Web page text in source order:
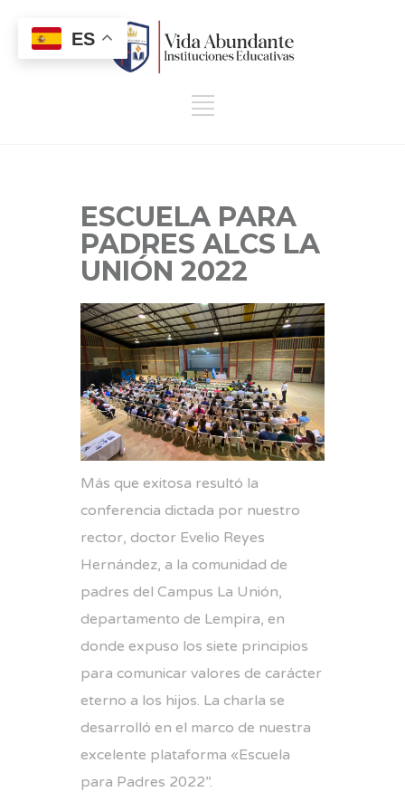
ESCUELA PARA
PADRES ALCS LA
UNIÓN 2022
Más que exitosa resultó la
conferencia dictada por nuestro
rector, doctor Evelio Reyes
Hernández, a la comunidad de
padres del Campus La Unión,
departamento de Lempira, en
donde expuso los siete principios
para comunicar valores de carácter
eterno a los hijos. La charla se
desarrolló en el marco de nuestra
excelente plataforma «Escuela
para Padres 2022”.
ES